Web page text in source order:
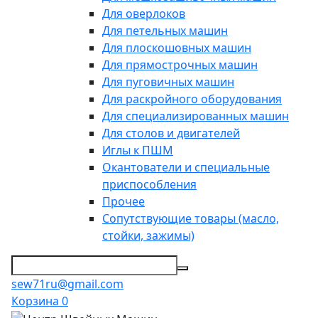
Для оверлоков
Для петельных машин
Для плоскошовных машин
Для прямострочных машин
Для пуговичных машин
Для раскройного оборудования
Для специализированных машин
Для столов и двигателей
Иглы к ПШМ
Окантователи и специальные
приспособления
Прочее
Сопутствующие товары (масло,
стойки, зажимы)
sew71ru@gmail.com
Корзина 0